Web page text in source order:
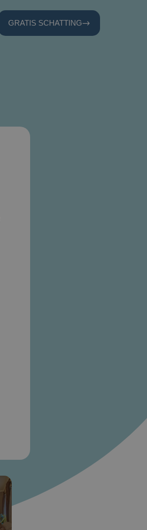
GRATIS SCHATTING